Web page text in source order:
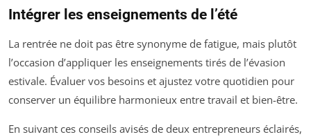
Intégrer les enseignements de l’été
La rentrée ne doit pas être synonyme de fatigue, mais plutôt
l’occasion d’appliquer les enseignements tirés de l’évasion
estivale. Évaluer vos besoins et ajustez votre quotidien pour
conserver un équilibre harmonieux entre travail et bien-être.
En suivant ces conseils avisés de deux entrepreneurs éclairés,